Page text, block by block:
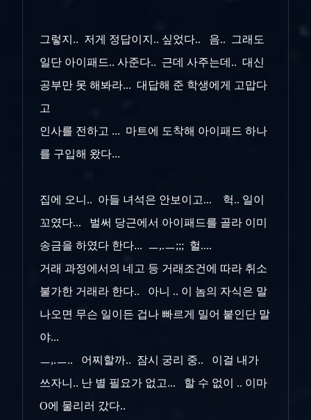
그렇지.. 저게 정답이지.. 싶었다.. 음.. 그래도
일단 아이패드.. 사준다.. 근데 사주는데.. 대신
공부만 못 해봐라... 대답해 준 학생에게 고맙다
고
인사를 전하고 ... 마트에 도착해 아이패드 하나
를 구입해 왔다...
집에 오니.. 아들 녀석은 안보이고... 헉.. 일이
꼬였다... 벌써 당근에서 아이패드를 골라 이미
송금을 하였다 한다... ㅡ,.ㅡ;;; 헐....
거래 과정에서의 네고 등 거래조건에 따라 취소
불가한 거래라 한다.. 아니 .. 이 놈의 자식은 말
나오면 무슨 일이든 겁나 빠르게 밀어 붙인단 말
야...
ㅡ,.ㅡ.. 어찌할까.. 잠시 궁리 중.. 이걸 내가
쓰자니.. 난 별 필요가 없고... 할 수 없이 .. 이마
O에 물리러 갔다..